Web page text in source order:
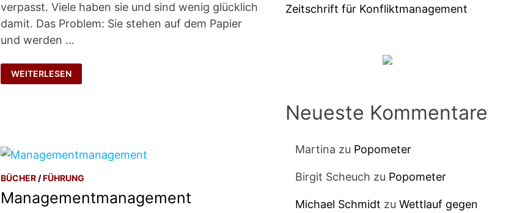
verpasst. Viele haben sie und sind wenig glücklich
damit. Das Problem: Sie stehen auf dem Papier
und werden …
FÜHRUNGSLEITLINIEN
ERSTELLEN?
WEITERLESEN
BÜCHER /FÜHRUNG
Managementmanagement
Zeitschrift für Konfliktmanagement
Neueste Kommentare
Martina zu Popometer
Birgit Scheuch zu Popometer
Michael Schmidt zu Wettlauf gegen